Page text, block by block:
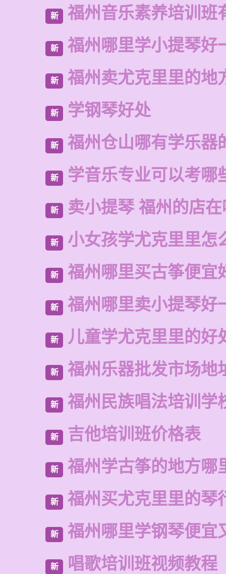
新 福州音乐素养培训班
新 福州哪里学小提琴好
新 福州卖尤克里里的地
新 学钢琴好处
新 福州仓山哪有学乐器
新 学音乐专业可以考哪
新 卖小提琴 福州的店
新 小女孩学尤克里里怎
新 福州哪里买古筝便宜
新 福州哪里卖小提琴好
新 儿童学尤克里里的好
新 福州乐器批发市场地
新 福州民族唱法培训学
新 吉他培训班价格表
新 福州学古筝的地方哪
新 福州买尤克里里的琴
新 福州哪里学钢琴便宜
新 唱歌培训班视频教程